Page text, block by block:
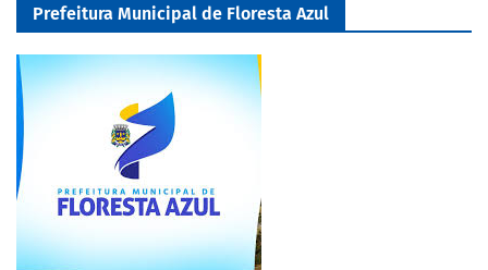
Prefeitura Municipal de Floresta Azul